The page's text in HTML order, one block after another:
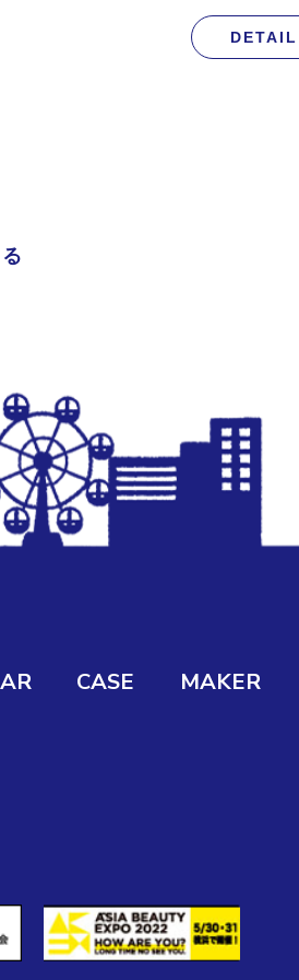
DETAIL
CASE MAKER